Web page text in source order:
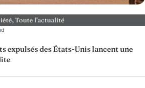
,Toute l'actualité
expulsés des États-Unis lancent une